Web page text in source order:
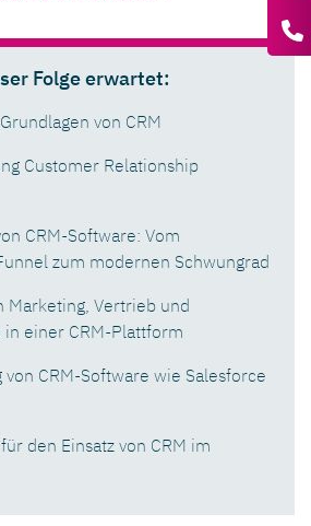
Folge erwartet:
von CRM
Customer Relationship
CRM-Software: Vom
zum modernen Schwungrad
Marketing, Vertrieb und
in einer CRM-Plattform
CRM-Software wie Salesforce
den Einsatz von CRM im